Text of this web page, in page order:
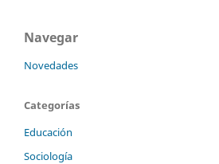
Navegar
Novedades
Categorías
Educación
Sociología